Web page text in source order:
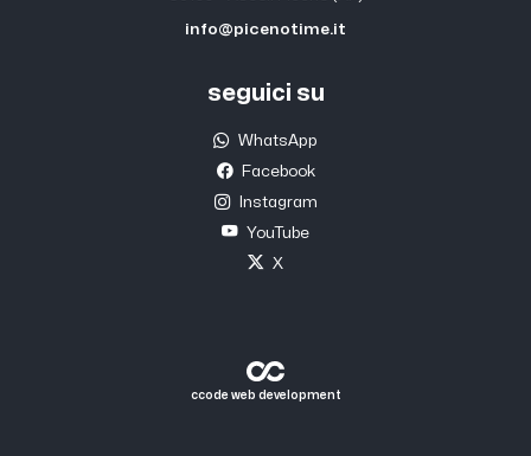
info@picenotime.it
seguici su
WhatsApp
Facebook
Instagram
YouTube
X
ccode web development